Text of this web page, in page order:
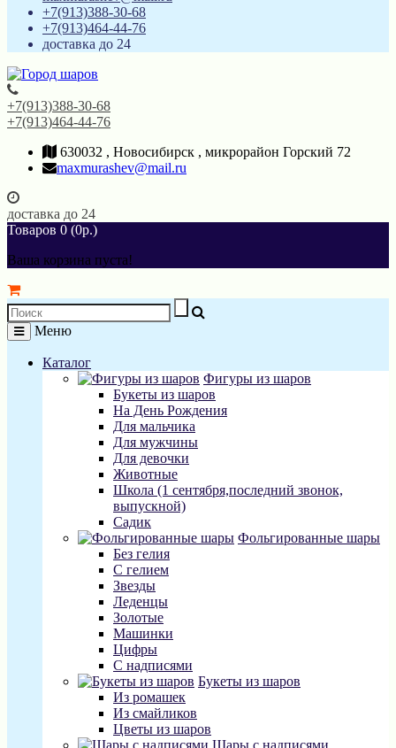
+7(913)388-30-68
+7(913)464-44-76
доставка до 24
+7(913)388-30-68
+7(913)464-44-76
630032 , Новосибирск , микрорайон Горский 72
maxmurashev@mail.ru
доставка до 24
Товаров 0 (0р.)
Ваша корзина пуста!
Меню
Каталог
Фигуры из шаров
Букеты из шаров
На День Рождения
Для мальчика
Для мужчины
Для девочки
Животные
Школа (1 сентября,последний звонок,
выпускной)
Садик
Фольгированные шары
Без гелия
С гелием
Звезды
Леденцы
Золотые
Машинки
Цифры
С надписями
Букеты из шаров
Из ромашек
Из смайликов
Цветы из шаров
Шары с надписями